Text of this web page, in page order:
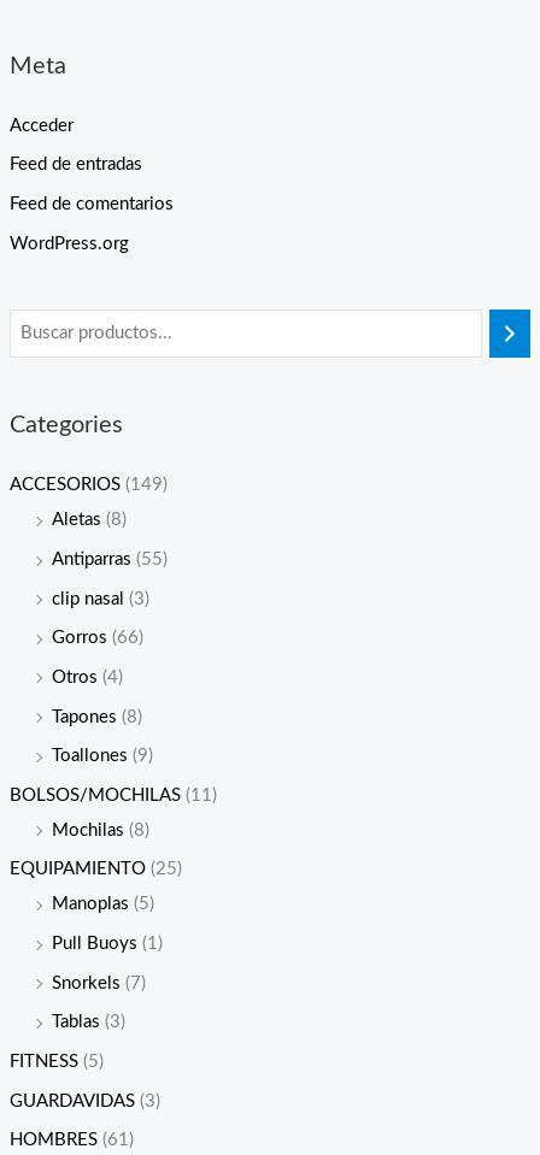
Meta
Acceder
Feed de entradas
Feed de comentarios
WordPress.org
Categories
ACCESORIOS (149)
Aletas (8)
Antiparras (55)
clip nasal (3)
Gorros (66)
Otros (4)
Tapones (8)
Toallones (9)
BOLSOS/MOCHILAS (11)
Mochilas (8)
EQUIPAMIENTO (25)
Manoplas (5)
Pull Buoys (1)
Snorkels (7)
Tablas (3)
FITNESS (5)
GUARDAVIDAS (3)
HOMBRES (61)